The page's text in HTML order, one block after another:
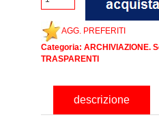
AGG. PREFERITI
Categoria: ARCHIVIAZIONE.
TRASPARENTI
descrizione